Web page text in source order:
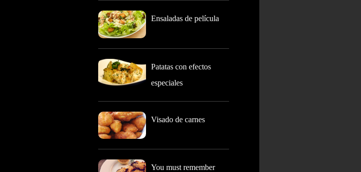
Ensaladas de película
Patatas con efectos
especiales
Visado de carnes
You must remember